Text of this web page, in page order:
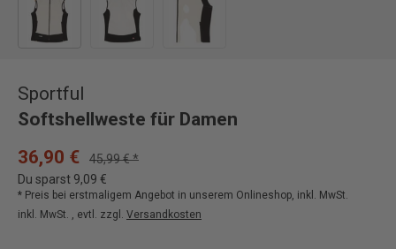
Sportful
Softshellweste für Damen
36,90 €
45,99 € *
Du sparst 9,09 €
* Preis bei erstmaligem Angebot in unserem Onlineshop, inkl. MwSt.
inkl. MwSt. , evtl. zzgl. Versandkosten